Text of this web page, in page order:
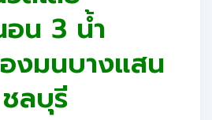
น 3 น้ำ
งมนบางแสน
ชลบุรี